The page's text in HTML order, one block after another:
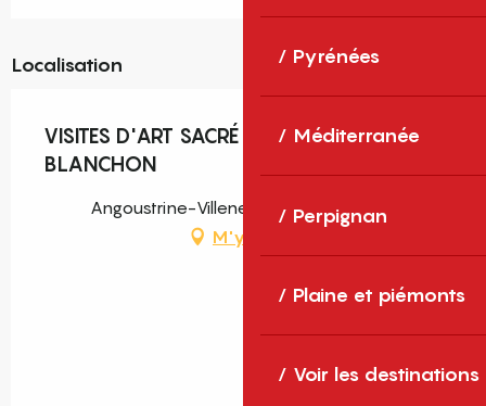
Pyrénées
Méditerranée
Perpignan
Plaine et piémonts
Voir les destinations
Localisation
VISITES D'ART SACRÉ DE JEAN-LOUIS
BLANCHON
Angoustrine-Villeneuve-des-Escaldes
M'y rendre